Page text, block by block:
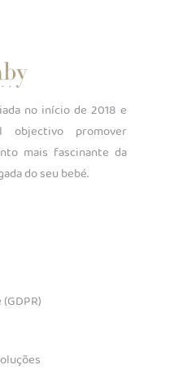
no início de 2018 e
objectivo promover
mais fascinante da
do seu bebé.